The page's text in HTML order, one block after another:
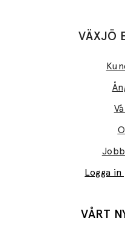
VÄXJÖ
Logga
VÅRT